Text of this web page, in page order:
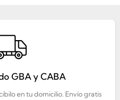
GBA y CABA
en tu domicilio. Envío gratis